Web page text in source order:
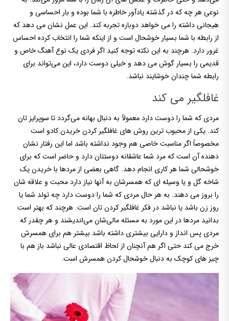
نوعی هر چه که در گذشته یادآور خاطره با شما بوده و بار احساسی و
هیجانی داشته را می خواهد دوباره تجربه کند. این عمل نشان می دهد که
از رابطه با شما بسیار خوشحال است و از اینکه شما را انتخاب کرده احساس
غرور دارد. هرچند به این نکته توجه کنید اگر فردی یک نوع آهنگ خاص و
قدیمی را بسیار گوش می دهد و خیلی دوست دارد، این می‌تواند برای
رابطه شما چندان خوشایند نباشد.
غافلگیر می کند
مردی که شما را دوست دارد معمولاً به دنبال بهانه می‌گردد تا سوپرایز تان
کند. یکی از محبوب ترین روش های غافلگیر کردن خریدن کادو است
مخصوصاً اگر مناسبت خاصی هم وجود نداشته باشد اما این رفتار نشان
دهنده آن است که مرد شما عاشقانه دوستتان دارد و حاضر است که برای
خوشحالی شما هر کاری انجام دهد. گاهی بعضی از مردها با خریدن یک
شاخه گل و یا وسیله ای که همسرشان به آنها نیاز دارد محبت و علاقه شان
را بروز می دهند. به هر حال مردی که شما را دوست دارد چه تولد شما یا
روز زن باشد یا نباشد در فکر غافلگیر کردن تان است. هرچند که بهتر است
بدانید مردها در این مورد به مسئله مالی‌شان می‌اندیشند و هر چقدر که
مردی پس انداز و دارایی بیشتری داشته باشد بیشتر هم برای همسرش
خرج می کند حتی اگر هم آنچنان از لحاظ اقتصادی عالی نباشد باز هم با
چیز های کوچک به دنبال خوشحال کردن همسرش است.